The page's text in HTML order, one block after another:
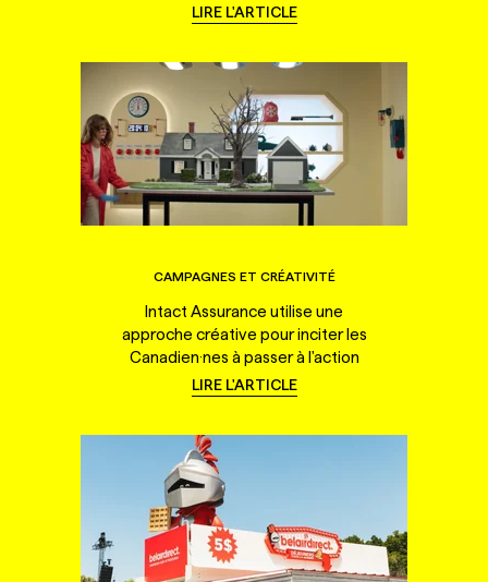
LIRE L'ARTICLE
CAMPAGNES ET CRÉATIVITÉ
Intact Assurance utilise une
approche créative pour inciter les
Canadien·nes à passer à l'action
LIRE L'ARTICLE